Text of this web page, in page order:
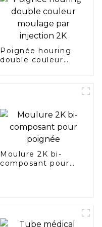
Poignée houring
double couleur
Moulure 2K bi-
composant pour